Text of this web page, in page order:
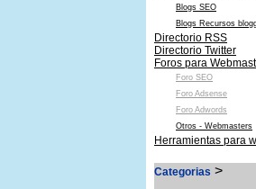
Blogs SEO
Blogs Recursos
Directorio RSS
Directorio Twitter
Foros para
Foro SEO
Foro Adsense
Foro Adwords
Otros - Webmasters
Herramientas para
Categorias >